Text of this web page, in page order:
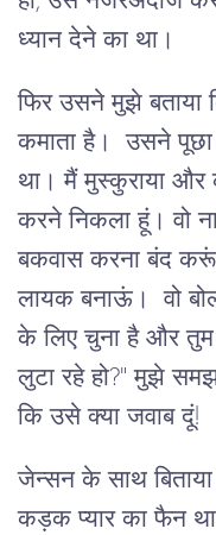
ध्यान देने का था।
फिर उसने मुझे बताया
कमाता है। उसने
था। मैं मुस्कुराया और
करने निकला हूं। वो
बकवास करना बंद
लायक बनाऊं। वो
के लिए चुना है और
लुटा रहे हो?" मुझे
कि उसे क्या जवाब दूं!
जेन्सन के साथ
कड़क प्यार का फैन